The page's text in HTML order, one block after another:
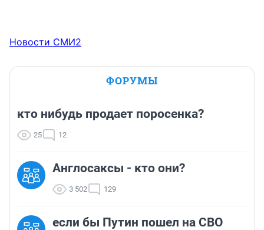
Новости СМИ2
ФОРУМЫ
кто нибудь продает поросенка?
25 12
Англосаксы - кто они?
3 502 129
если бы Путин пошел на СВО